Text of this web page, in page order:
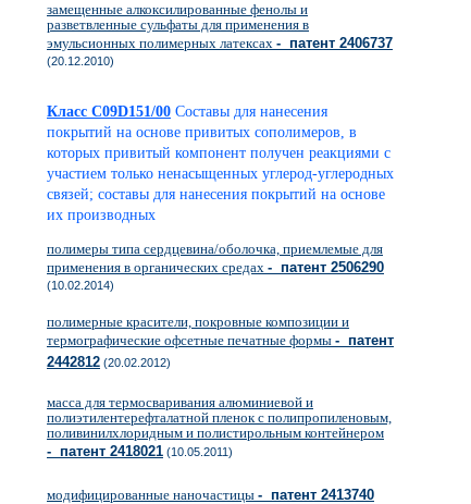
замещенные алкоксилированные фенолы и
разветвленные сульфаты для применения в
эмульсионных полимерных латексах - патент 2406737
(20.12.2010)
Класс C09D151/00 Составы для нанесения
покрытий на основе привитых сополимеров, в
которых привитый компонент получен реакциями с
участием только ненасыщенных углерод-углеродных
связей; составы для нанесения покрытий на основе
их производных
полимеры типа сердцевина/оболочка, приемлемые для
применения в органических средах - патент 2506290
(10.02.2014)
полимерные красители, покровные композиции и
термографические офсетные печатные формы - патент
2442812 (20.02.2012)
масса для термосваривания алюминиевой и
полиэтилентерефталатной пленок с полипропиленовым,
поливинилхлоридным и полистирольным контейнером
- патент 2418021 (10.05.2011)
модифицированные наночастицы - патент 2413740